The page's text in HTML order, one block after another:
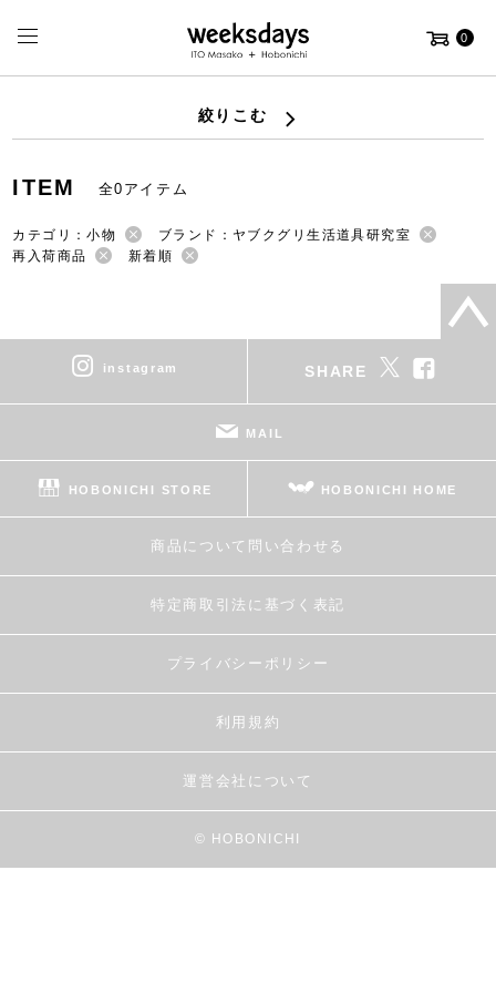
0
絞りこむ
ITEM 全0アイテム
カテゴリ：小物
ブランド：ヤブクグリ生活道具研究室
再入荷商品
新着順
instagram SHARE
MAIL
HOBONICHI STORE HOBONICHI HOME
商品について問い合わせる
特定商取引法に基づく表記
プライバシーポリシー
利用規約
運営会社について
© HOBONICHI